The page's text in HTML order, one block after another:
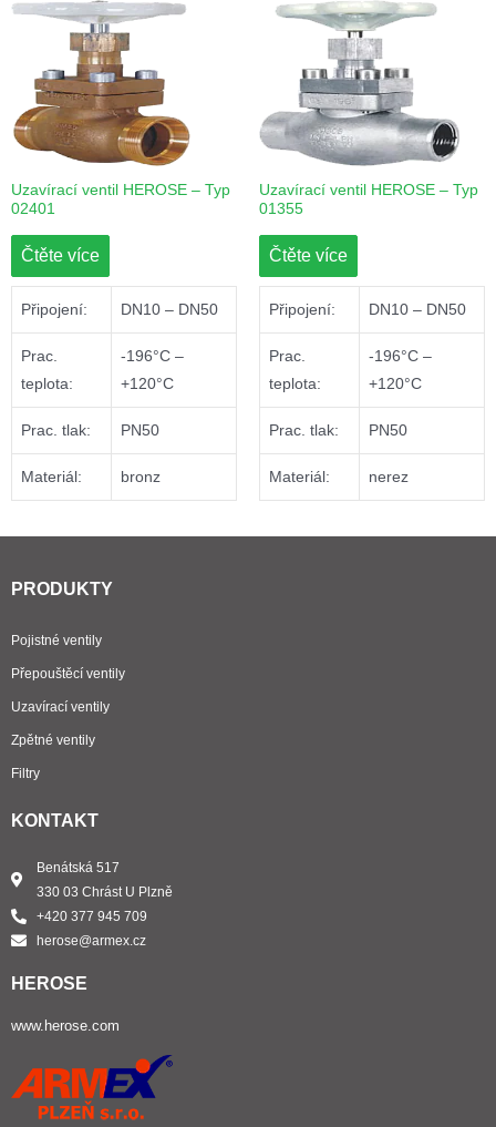
Uzavírací ventil HEROSE – Typ
02401
Čtěte více
Připojení: DN10 – DN50
Prac.
teplota:
-196°C –
+120°C
Prac. tlak: PN50
Materiál: bronz
Uzavírací ventil HEROSE – Typ
01355
Čtěte více
Připojení: DN10 – DN50
Prac.
teplota:
-196°C –
+120°C
Prac. tlak: PN50
Materiál: nerez
PRODUKTY
Pojistné ventily
Přepouštěcí ventily
Uzavírací ventily
Zpětné ventily
Filtry
KONTAKT
Benátská 517
330 03 Chrást U Plzně
+420 377 945 709
herose@armex.cz
HEROSE
www.herose.com